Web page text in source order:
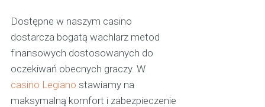
Dostępne w naszym casino
dostarcza bogatą wachlarz metod
finansowych dostosowanych do
oczekiwań obecnych graczy. W
casino Legiano stawiamy na
maksymalną komfort i zabezpieczenie